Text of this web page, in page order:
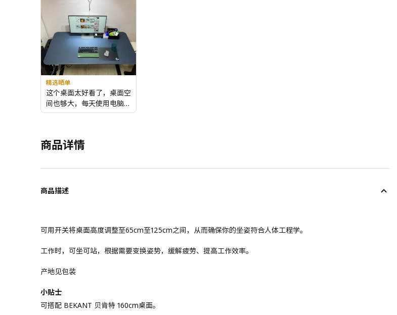
精选晒单
这个桌面太好看了，桌面空
间也够大，每天使用电脑也
是一种享受
商品详情
商品描述
可用开关将桌面高度调整至65cm至125cm之间，从而确保你的坐姿符合人体工程学。
工作时，可坐可站，根据需要变换姿势，缓解疲劳、提高工作效率。
产地见包装
小贴士
可搭配 BEKANT 贝肯特 160cm桌面。